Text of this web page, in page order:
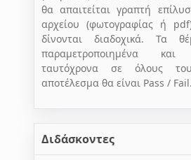
θα απαιτείται γραπτή
αρχείου (φωτογραφίας ή
δίνονται διαδοχικά. Τα
παραμετροποιημένα
ταυτόχρονα σε όλους
αποτέλεσμα θα είναι Pass / Fail.
Διδάσκοντες